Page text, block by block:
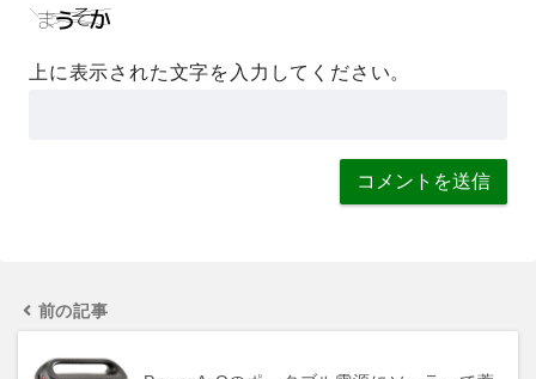
上に表示された文字を入力してください。
前の記事